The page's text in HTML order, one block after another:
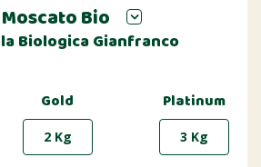
Bio
Biologica Gianfranco
Gold
2 Kg
Platinum
3 Kg